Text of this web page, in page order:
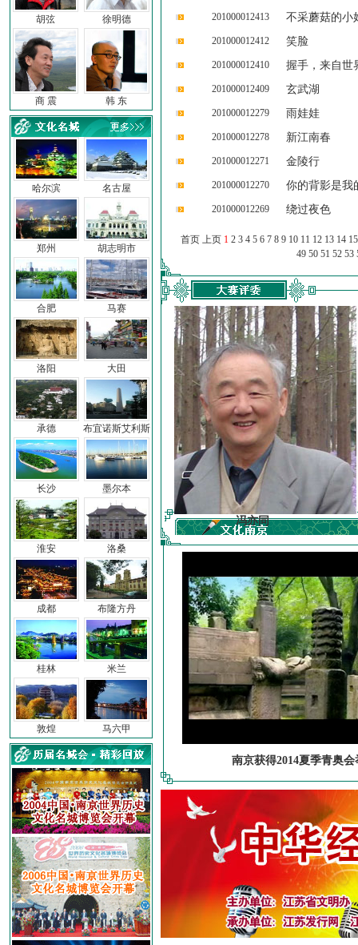
胡弦 徐明德
商 震 韩 东
哈尔滨
郑州
合肥
洛阳
承德
长沙
淮安
成都
桂林
敦煌
名古屋
胡志明市
马赛
大田
布宜诺斯艾利斯
墨尔本
洛桑
布隆方丹
米兰
马六甲
201000012413 不采蘑菇的小
201000012412 笑脸
201000012410 握手，来自世
201000012409 玄武湖
201000012279 雨娃娃
201000012278 新江南春
201000012271 金陵行
201000012270 你的背影是我
201000012269 绕过夜色
首页 上页 1 2 3 4 5 6 7 8 9 10 11 12 13 14 15
49 50 51 52 53
前子 冯亦同
南京获得2014夏季青奥会